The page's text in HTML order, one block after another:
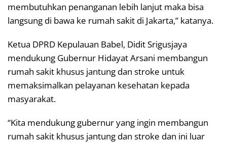
membutuhkan penanganan lebih lanjut maka bisa
langsung di bawa ke rumah sakit di Jakarta,” katanya.
Ketua DPRD Kepulauan Babel, Didit Srigusjaya
mendukung Gubernur Hidayat Arsani membangun
rumah sakit khusus jantung dan stroke untuk
memaksimalkan pelayanan kesehatan kepada
masyarakat.
“Kita mendukung gubernur yang ingin membangun
rumah sakit khusus jantung dan stroke dan ini luar